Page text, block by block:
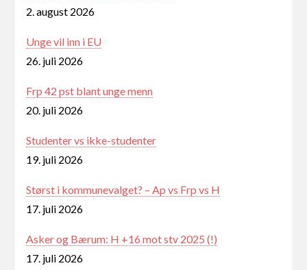
2. august 2026
Unge vil inn i EU
26. juli 2026
Frp 42 pst blant unge menn
20. juli 2026
Studenter vs ikke-studenter
19. juli 2026
Størst i kommunevalget? – Ap vs Frp vs H
17. juli 2026
Asker og Bærum: H +16 mot stv 2025 (!)
17. juli 2026